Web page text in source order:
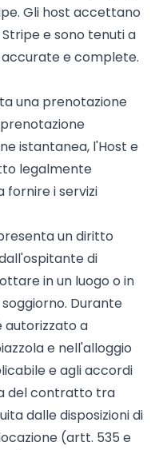
Gli host accettano
e sono tenuti a
e complete.
una prenotazione
istantanea, l'Host e
legalmente
fornire i servizi
un diritto
di
in un luogo o in
Durante
autorizzato a
e nell'alloggio
e agli accordi
del contratto tra
dalle disposizioni di
(artt. 535 e